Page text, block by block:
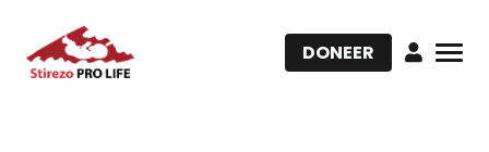
DONEER